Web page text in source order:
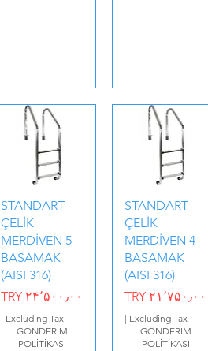
STANDART
ÇELİK
MERDİVEN 4
BASAMAK
(AISI 316)
Price
TRY ۲۱٬۷۵۰٫۰۰
Excluding Tax
|
GÖNDERİM
POLİTİKASI
STANDART
ÇELİK
MERDİVEN 5
BASAMAK
(AISI 316)
Price
TRY ۲۴٬۵۰۰٫۰۰
Excluding Tax
|
GÖNDERİM
POLİTİKASI